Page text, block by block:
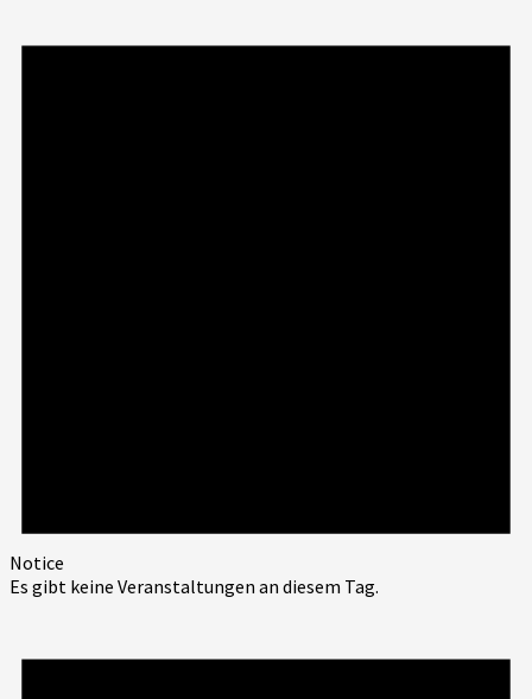
Notice
Es gibt keine Veranstaltungen an diesem Tag.